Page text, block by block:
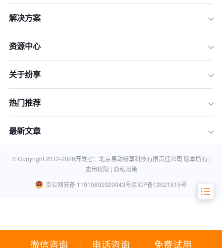
微信咨询 电话咨询 免费试用
一、烂尾项目背后的IT价值迷失
的深度解构
四、互动沟通的实战智慧
解决方案
资源中心
关于纷享
热门推荐
最新文章
© Copyright 2012-2026开发者：北京易动纷享科技有限责任公司 版本所有 |
应用权限 | 隐私政策
京公网安备 11010802020043号京ICP备12021815号